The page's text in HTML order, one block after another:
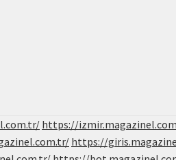
https://
https://